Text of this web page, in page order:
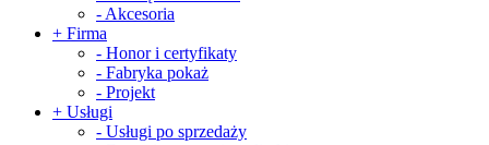
- Akcesoria
+ Firma
- Honor i certyfikaty
- Fabryka pokaż
- Projekt
+ Usługi
- Usługi po sprzedaży